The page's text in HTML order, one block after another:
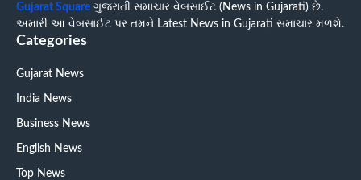
Gujarat Square ગુજરાતી સમાચાર વેબસાઈટ (News in Gujarati) છે.
અમારી આ વેબસાઈટ પર તમને Latest News in Gujarati સમાચાર મળશે.
Categories
Gujarat News
India News
Business News
English News
Top News